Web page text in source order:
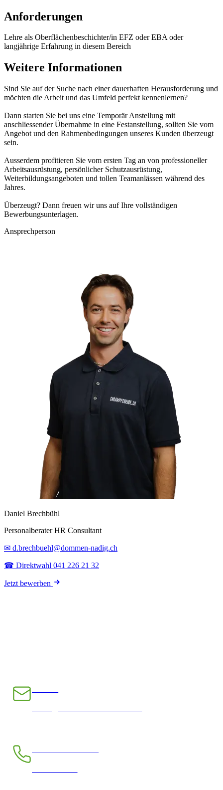
Anforderungen
Lehre als Oberflächenbeschichter/in EFZ oder EBA oder
langjährige Erfahrung in diesem Bereich
Weitere Informationen
Sind Sie auf der Suche nach einer dauerhaften Herausforderung und
möchten die Arbeit und das Umfeld perfekt kennenlernen?
Dann starten Sie bei uns eine Temporär Anstellung mit
anschliessender Übernahme in eine Festanstellung, sollten Sie vom
Angebot und den Rahmenbedingungen unseres Kunden überzeugt
sein.
Ausserdem profitieren Sie vom ersten Tag an von professioneller
Arbeitsausrüstung, persönlicher Schutzausrüstung,
Weiterbildungsangeboten und tollen Teamanlässen während des
Jahres.
Überzeugt? Dann freuen wir uns auf Ihre vollständigen
Bewerbungsunterlagen.
Ansprechperson
Daniel Brechbühl
Personalberater HR Consultant
✉ d.brechbuehl@dommen-nadig.ch
☎ Direktwahl 041 226 21 32
Jetzt bewerben